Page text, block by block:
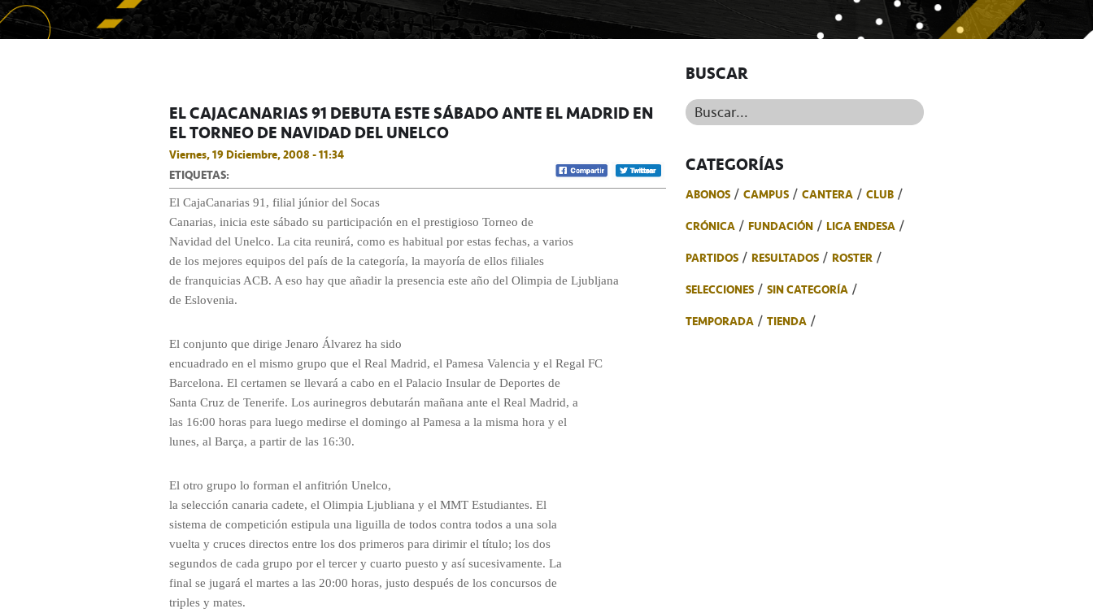
EL CAJACANARIAS 91 DEBUTA ESTE SÁBADO ANTE EL MADRID EN
EL TORNEO DE NAVIDAD DEL UNELCO
Viernes, 19 Diciembre, 2008 - 11:34
ETIQUETAS:
El CajaCanarias 91, filial júnior del Socas
Canarias, inicia este sábado su participación en el prestigioso Torneo de
Navidad del Unelco. La cita reunirá, como es habitual por estas fechas, a varios
de los mejores equipos del país de la categoría, la mayoría de ellos filiales
de franquicias ACB. A eso hay que añadir la presencia este año del Olimpia de Ljubljana
de Eslovenia.
El conjunto que dirige Jenaro Álvarez ha sido
encuadrado en el mismo grupo que el Real Madrid, el Pamesa Valencia y el Regal FC
Barcelona. El certamen se llevará a cabo en el Palacio Insular de Deportes de
Santa Cruz de Tenerife. Los aurinegros debutarán mañana ante el Real Madrid, a
las 16:00 horas para luego medirse el domingo al Pamesa a la misma hora y el
lunes, al Barça, a partir de las 16:30.
El otro grupo lo forman el anfitrión Unelco,
la selección canaria cadete, el Olimpia Ljubliana y el MMT Estudiantes. El
sistema de competición estipula una liguilla de todos contra todos a una sola
vuelta y cruces directos entre los dos primeros para dirimir el título; los dos
segundos de cada grupo por el tercer y cuarto puesto y así sucesivamente. La
final se jugará el martes a las 20:00 horas, justo después de los concursos de
triples y mates.
BUSCAR
Buscar...
CATEGORÍAS
ABONOS CAMPUS CANTERA
CLUB
CRÓNICA
FUNDACIÓN
LIGA ENDESA
PARTIDOS
RESULTADOS
ROSTER
SELECCIONES
SIN CATEGORÍA
TEMPORADA
TIENDA